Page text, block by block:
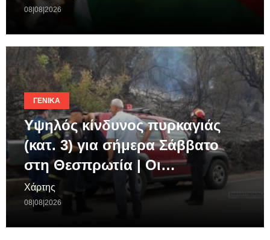
08|08|2026
ΓΕΝΙΚΆ
Υψηλός κίνδυνος πυρκαγιάς
(κατ. 3) για σήμερα Σάββατο
στη Θεσπρωτία | Οι…
Χάρτης
08|08|2026